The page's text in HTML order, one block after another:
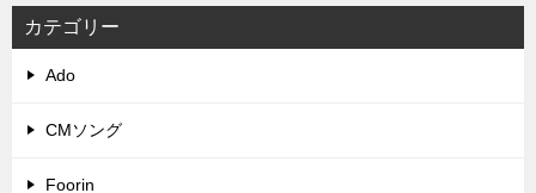
カテゴリー
Ado
CMソング
Foorin